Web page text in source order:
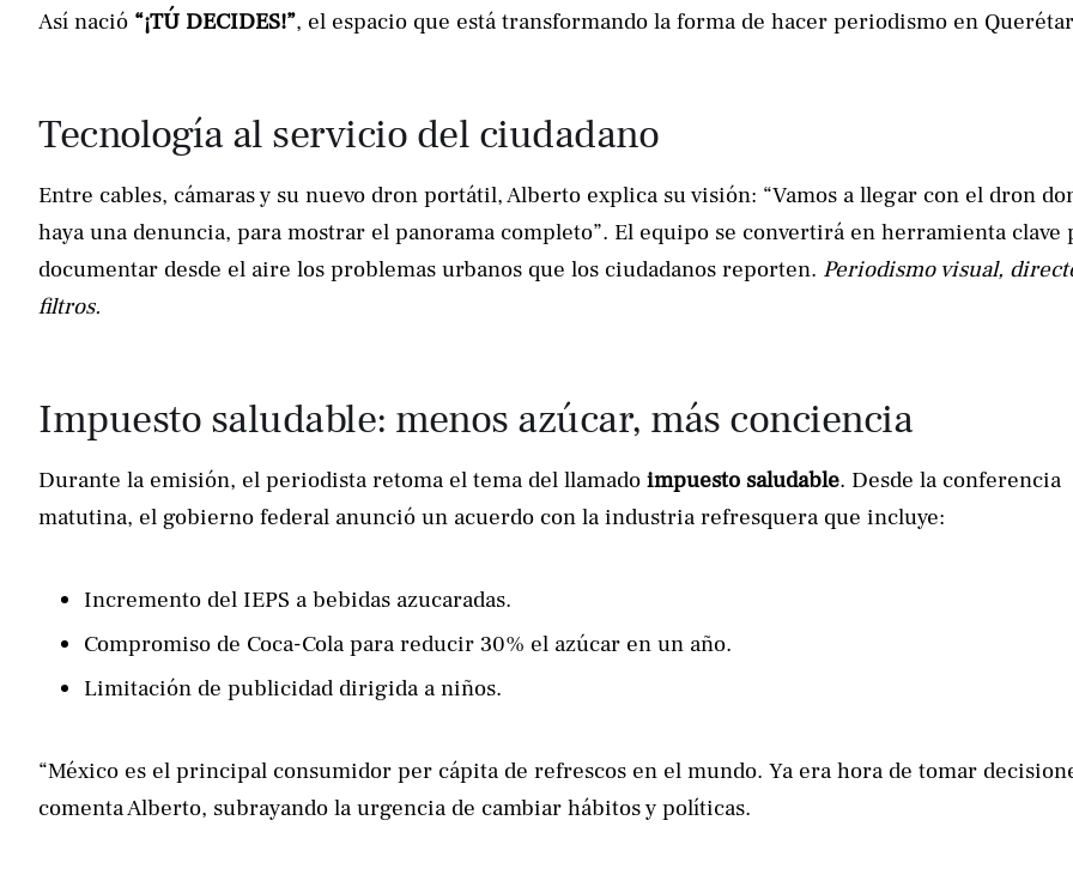
Así nació “¡TÚ DECIDES!”, el espacio que está transformando la forma de hacer periodismo en
Tecnología al servicio del ciudadano
Entre cables, cámaras y su nuevo dron portátil, Alberto explica su visión: “Vamos a llegar con el dron
haya una denuncia, para mostrar el panorama completo”. El equipo se convertirá en herramienta clave
documentar desde el aire los problemas urbanos que los ciudadanos reporten. Periodismo visual,
filtros.
Impuesto saludable: menos azúcar, más conciencia
Durante la emisión, el periodista retoma el tema del llamado impuesto saludable. Desde la conferencia
matutina, el gobierno federal anunció un acuerdo con la industria refresquera que incluye:
Incremento del IEPS a bebidas azucaradas.
Compromiso de Coca-Cola para reducir 30% el azúcar en un año.
Limitación de publicidad dirigida a niños.
“México es el principal consumidor per cápita de refrescos en el mundo. Ya era hora de tomar
comenta Alberto, subrayando la urgencia de cambiar hábitos y políticas.